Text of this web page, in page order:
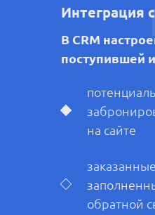
Интеграция
В CRM
поступившей
на сайте
обратной